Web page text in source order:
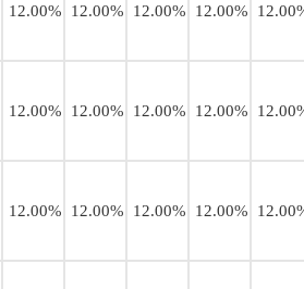
12.00% 12.00% 12.00% 12.00%
12.00% 12.00% 12.00% 12.00%
12.00% 12.00% 12.00% 12.00%